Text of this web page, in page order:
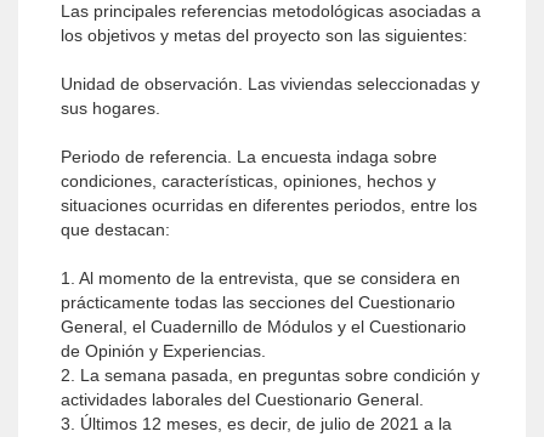
Las principales referencias metodológicas asociadas a
los objetivos y metas del proyecto son las siguientes:
Unidad de observación. Las viviendas seleccionadas y
sus hogares.
Periodo de referencia. La encuesta indaga sobre
condiciones, características, opiniones, hechos y
situaciones ocurridas en diferentes periodos, entre los
que destacan:
1. Al momento de la entrevista, que se considera en
prácticamente todas las secciones del Cuestionario
General, el Cuadernillo de Módulos y el Cuestionario
de Opinión y Experiencias.
2. La semana pasada, en preguntas sobre condición y
actividades laborales del Cuestionario General.
3. Últimos 12 meses, es decir, de julio de 2021 a la